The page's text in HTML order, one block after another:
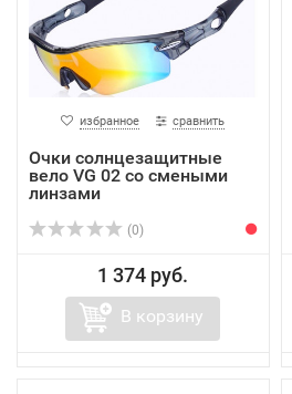
избранное сравнить
Очки солнцезащитные
вело VG 02 со смеными
линзами
(0)
1 374 руб.
В корзину